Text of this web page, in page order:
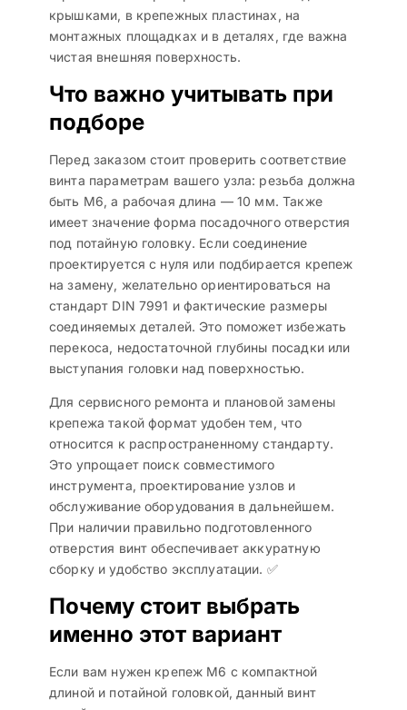
крышками, в крепежных пластинах, на
монтажных площадках и в деталях, где важна
чистая внешняя поверхность.
Что важно учитывать при
подборе
Перед заказом стоит проверить соответствие
винта параметрам вашего узла: резьба должна
быть М6, а рабочая длина — 10 мм. Также
имеет значение форма посадочного отверстия
под потайную головку. Если соединение
проектируется с нуля или подбирается крепеж
на замену, желательно ориентироваться на
стандарт DIN 7991 и фактические размеры
соединяемых деталей. Это поможет избежать
перекоса, недостаточной глубины посадки или
выступания головки над поверхностью.
Для сервисного ремонта и плановой замены
крепежа такой формат удобен тем, что
относится к распространенному стандарту.
Это упрощает поиск совместимого
инструмента, проектирование узлов и
обслуживание оборудования в дальнейшем.
При наличии правильно подготовленного
отверстия винт обеспечивает аккуратную
сборку и удобство эксплуатации. ✅
Почему стоит выбрать
именно этот вариант
Если вам нужен крепеж М6 с компактной
длиной и потайной головкой, данный винт